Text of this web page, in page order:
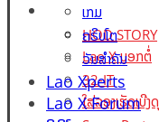
ວິດີໂອ
HOD STORY
Lao X ບອກຕໍ່
32-IT
ໃສ່ລອງເຮັດເບີງດຸ
ເກມ
ຄຣິບໂຕ
ວັນສຳຄັນ
Lao Xperts
Lao X Forum